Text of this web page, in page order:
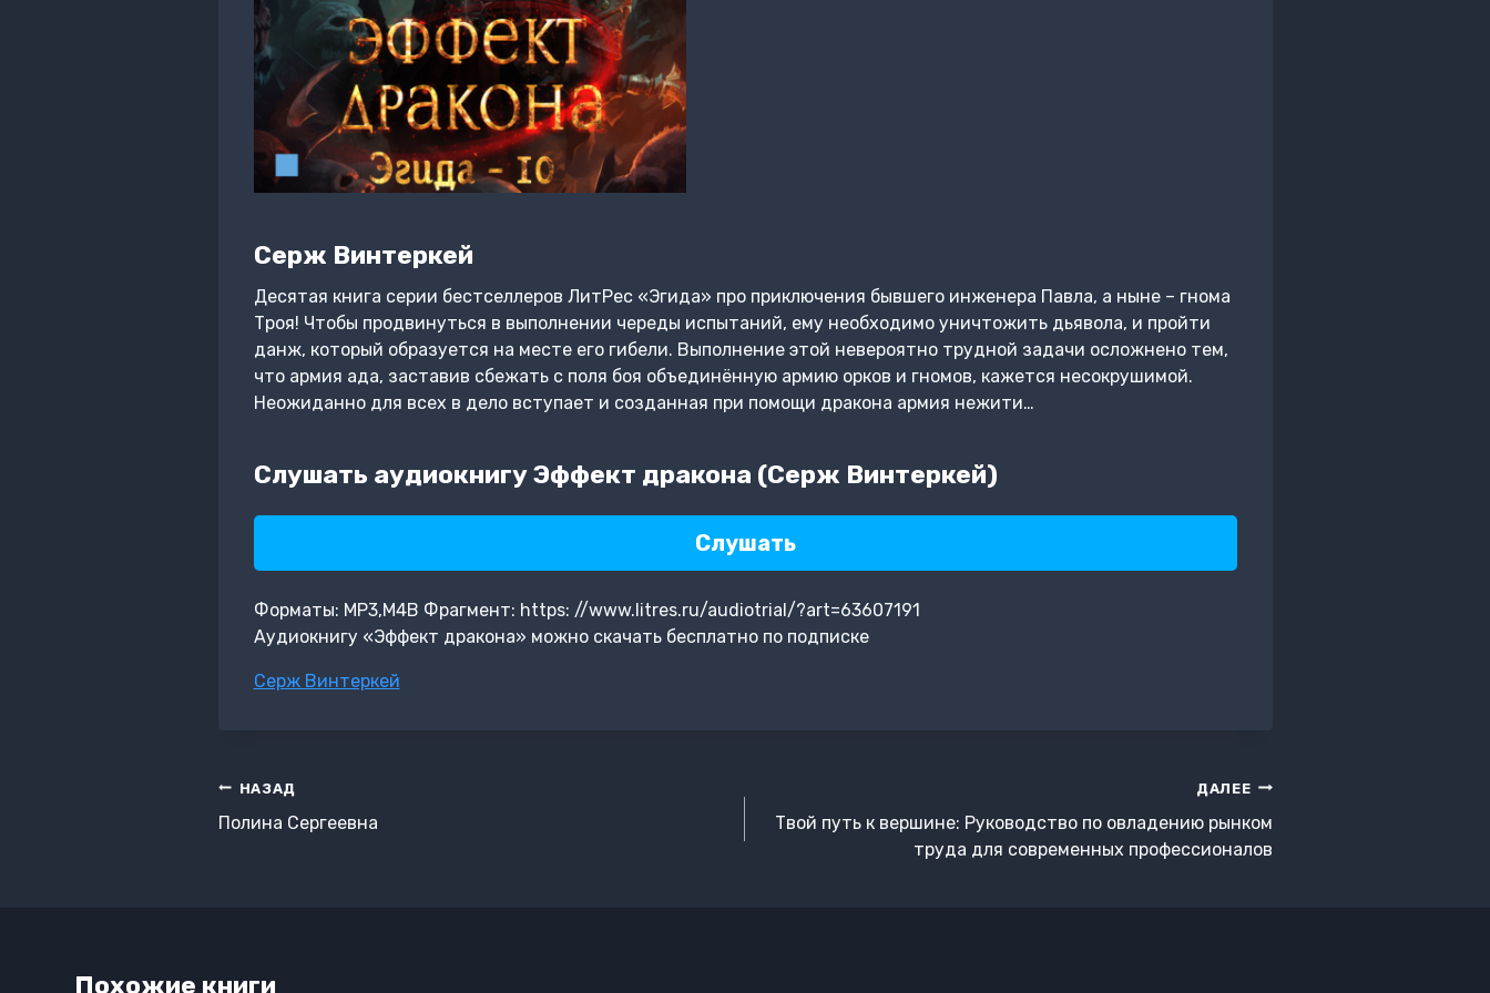
Серж Винтеркей
Десятая книга серии бестселлеров ЛитРес «Эгида» про приключения бывшего инженера Павла, а ныне – гнома
Троя! Чтобы продвинуться в выполнении череды испытаний, ему необходимо уничтожить дьявола, и пройти
данж, который образуется на месте его гибели. Выполнение этой невероятно трудной задачи осложнено тем,
что армия ада, заставив сбежать с поля боя объединённую армию орков и гномов, кажется несокрушимой.
Неожиданно для всех в дело вступает и созданная при помощи дракона армия нежити…
Слушать аудиокнигу Эффект дракона (Серж Винтеркей)
Слушать
Форматы: MP3,M4B Фрагмент: https: //www.litres.ru/audiotrial/?art=63607191
Аудиокнигу «Эффект дракона» можно скачать бесплатно по подписке
Метки
Серж Винтеркей
Навигация
по
НАЗАД
Полина Сергеевна
ДАЛЕЕ
Твой путь к вершине: Руководство по овладению рынком
труда для современных профессионалов
Похожие книги